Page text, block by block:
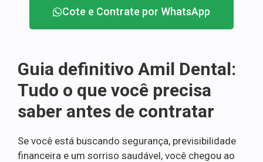
Cote e Contrate por WhatsApp
Guia definitivo Amil Dental:
Tudo o que você precisa
saber antes de contratar
Se você está buscando segurança, previsibilidade
financeira e um sorriso saudável, você chegou ao